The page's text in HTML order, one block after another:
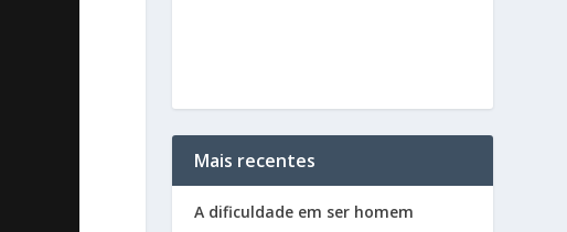
Mais recentes
A dificuldade em ser homem